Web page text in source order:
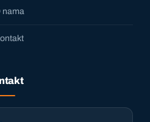
nama